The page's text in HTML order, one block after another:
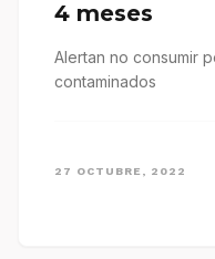
4 meses
Alertan no consumir
contaminados
27 OCTUBRE, 2022